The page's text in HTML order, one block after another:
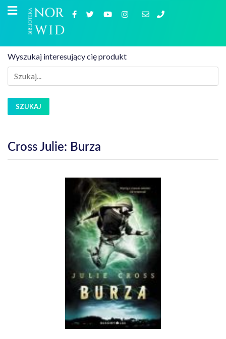
Wyszukaj interesujący cię produkt
SZUKAJ
Cross Julie: Burza